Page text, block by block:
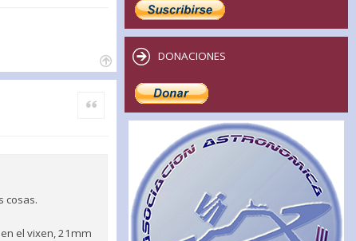
Citar
cosas.
el vixen, 21mm
DONACIONES